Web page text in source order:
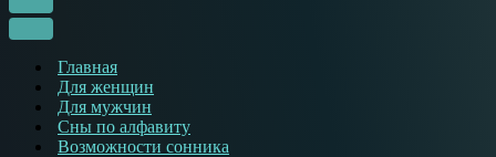
Меню
Меню
навигации
Главная
Для женщин
Для мужчин
Сны по алфавиту
Возможности сонника